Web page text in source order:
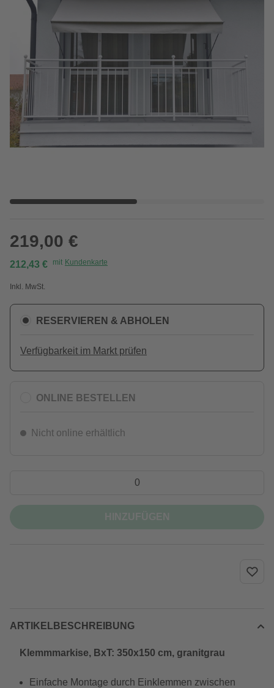
219,00 €
212,43 € mit Kundenkarte
Inkl. MwSt.
RESERVIEREN & ABHOLEN
Verfügbarkeit im Markt prüfen
ONLINE BESTELLEN
Nicht online erhältlich
ARTIKELBESCHREIBUNG
Klemmmarkise, BxT: 350x150 cm, granitgrau
Einfache Montage durch Einklemmen zwischen